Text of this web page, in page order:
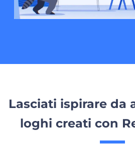
Lasciati ispirare da
loghi creati con